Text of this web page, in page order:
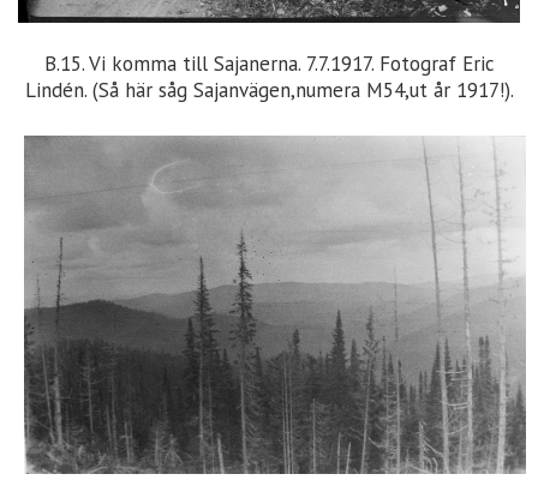
B.15. Vi komma till Sajanerna. 7.7.1917. Fotograf Eric
Lindén. (Så här såg Sajanvägen,numera M54,ut år 1917!).